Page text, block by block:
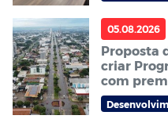
05.08.2026
Proposta
criar
com